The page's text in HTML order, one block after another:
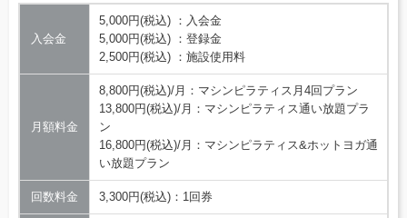
入会金
5,000円(税込) ：入会金
5,000円(税込) ：登録金
2,500円(税込) ：施設使用料
月額料金
8,800円(税込)/月：マシンピラティス月4回プラン
13,800円(税込)/月：マシンピラティス通い放題プラ
ン
16,800円(税込)/月：マシンピラティス&ホットヨガ通
い放題プラン
回数料金 3,300円(税込)：1回券